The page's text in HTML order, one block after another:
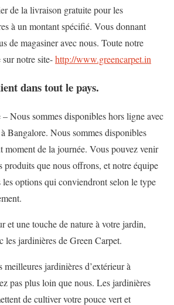
de la livraison gratuite pour les
à un montant spécifié. Vous donnant
de magasiner avec nous. Toute notre
notre site-http://www.greencarpet.in
dans tout le pays.
Nous sommes disponibles hors ligne avec
Bangalore. Nous sommes disponibles
moment de la journée. Vous pouvez venir
produits que nous offrons, et notre équipe
les options qui conviendront selon le type
et une touche de nature à votre jardin,
les jardinières de Green Carpet.
meilleures jardinières d’extérieur à
pas plus loin que nous. Les jardinières
de cultiver votre pouce vert et